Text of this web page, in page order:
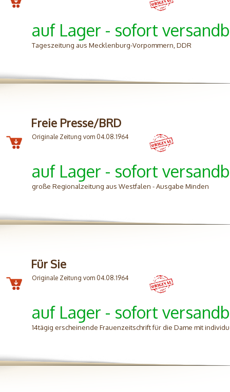
auf Lager - sofort
Tageszeitung aus Mecklenburg-Vorpommern, DDR
Freie Presse/BRD
Originale Zeitung vom 04.08.1964
auf Lager - sofort
große Regionalzeitung aus Westfalen - Ausgabe Minden
Für Sie
Originale Zeitung vom 04.08.1964
auf Lager - sofort
14tägig erscheinende Frauenzeitschrift für die Dame mit